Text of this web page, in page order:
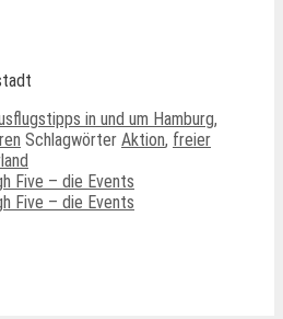
in und um Hamburg,
Schlagwörter Aktion, freier
Five – die Events
Five – die Events